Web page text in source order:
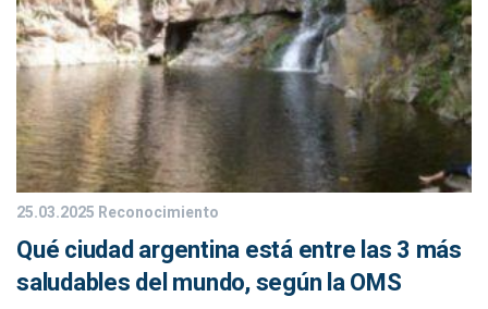
25.03.2025 Reconocimiento
Qué ciudad argentina está entre las 3 más
saludables del mundo, según la OMS